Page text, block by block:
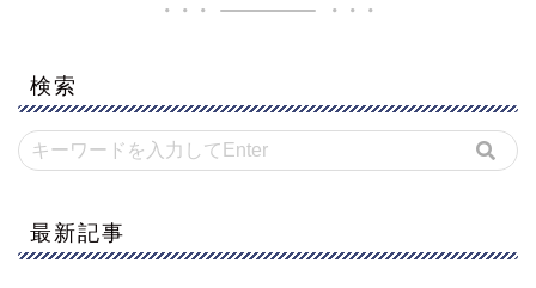
検索
最新記事